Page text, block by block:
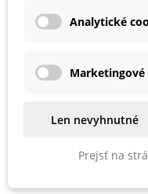
Analytické
Marketingové
Len nevyhnutné
Prejsť na